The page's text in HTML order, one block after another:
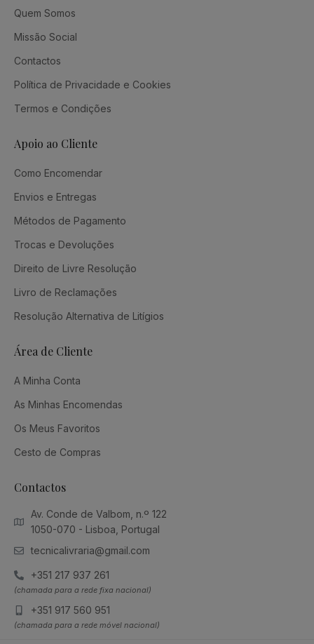
Quem Somos
Missão Social
Contactos
Política de Privacidade e Cookies
Termos e Condições
Apoio ao Cliente
Como Encomendar
Envios e Entregas
Métodos de Pagamento
Trocas e Devoluções
Direito de Livre Resolução
Livro de Reclamações
Resolução Alternativa de Litígios
Área de Cliente
A Minha Conta
As Minhas Encomendas
Os Meus Favoritos
Cesto de Compras
Contactos
Av. Conde de Valbom, n.º 122
1050-070 - Lisboa, Portugal
tecnicalivraria@gmail.com
+351 217 937 261
(chamada para a rede fixa nacional)
+351 917 560 951
(chamada para a rede móvel nacional)